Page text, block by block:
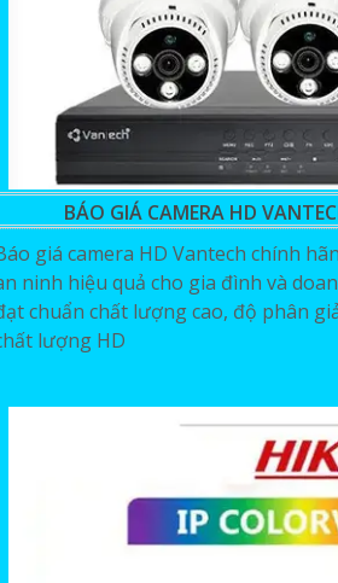
BÁO GIÁ CAMERA HD
giá camera HD Vantech chính
ninh hiệu quả cho gia đình và
chuẩn chất lượng cao, độ phân
lượng HD